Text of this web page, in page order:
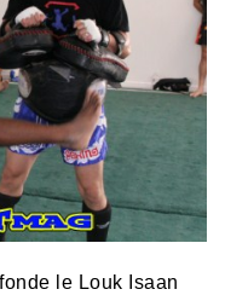
le Louk Isaan